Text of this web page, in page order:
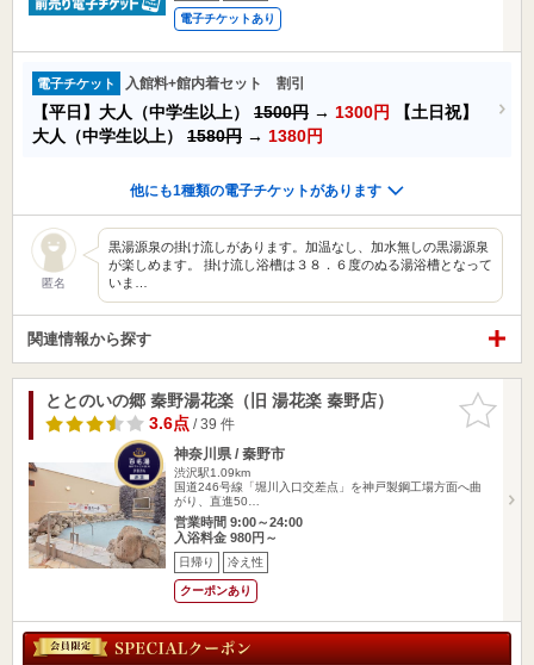
電子チケットあり
電子チケット 入館料+館内着セット 割引
【平日】大人（中学生以上） 1500円 → 1300円
【土日祝】
大人（中学生以上） 1580円 → 1380円
他にも1種類の電子チケットがあります
匿名
黒湯源泉の掛け流しがあります。加温なし、加水無しの黒湯源泉
が楽しめます。 掛け流し浴槽は３８．６度のぬる湯浴槽となって
いま…
関連情報から探す
お気に入
りに追加
ととのいの郷 秦野湯花楽（旧 湯花楽 秦野店）
3.6点/ 39 件
神奈川県 / 秦野市
渋沢駅1.09km
国道246号線「堀川入口交差点」を神戸製鋼工場方面へ曲
がり、直進50…
営業時間 9:00～24:00
入浴料金 980円～
日帰り 冷え性
クーポンあり